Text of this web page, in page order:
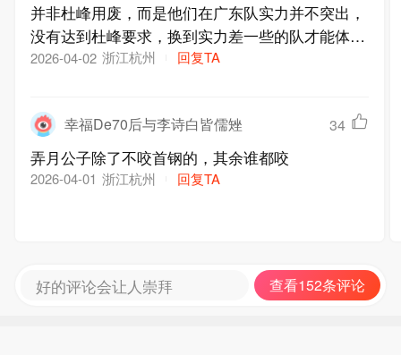
并非杜峰用废，而是他们在广东队实力并不突出，
没有达到杜峰要求，换到实力差一些的队才能体现
价值。
2026-04-02 浙江杭州 回复TA
幸福De70后与李诗白皆儒矬 34
弄月公子除了不咬首钢的，其余谁都咬
2026-04-01 浙江杭州 回复TA
好的评论会让人崇拜 查看152条评论